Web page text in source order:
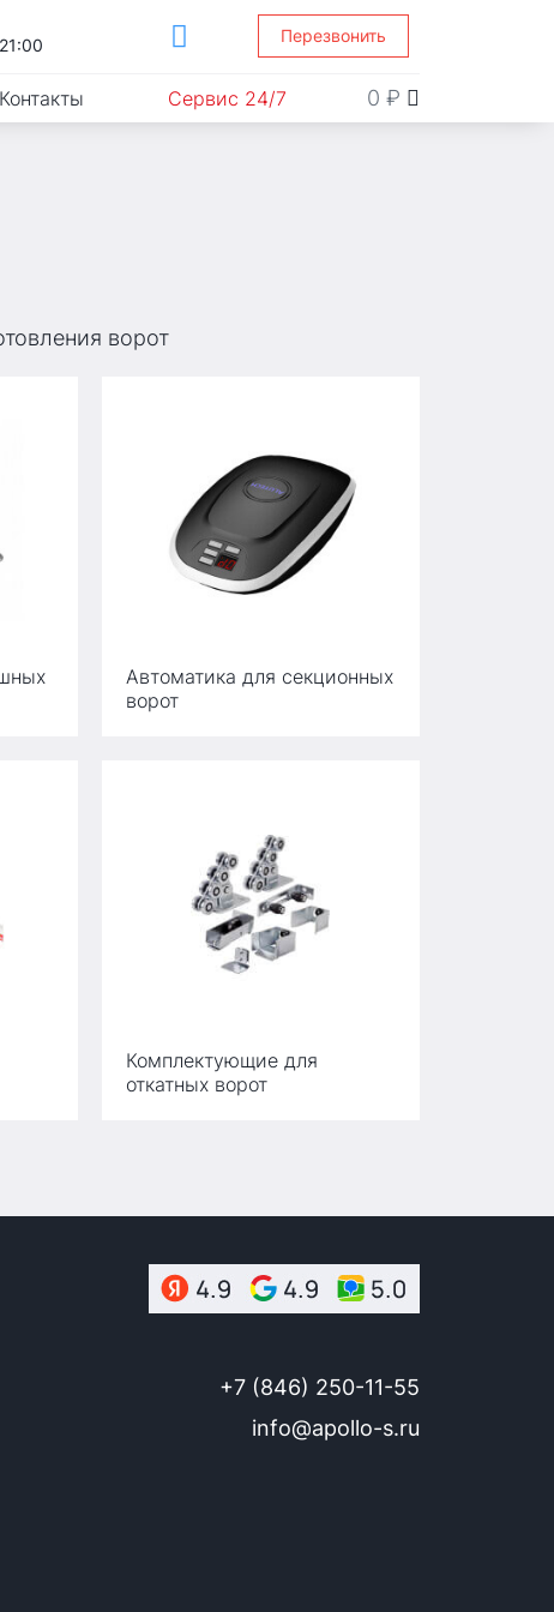
Перезвонить
Контакты Сервис 24/7 0 ₽
ворот
Автоматика для секционных
ворот
Комплектующие для
откатных ворот
+7 (846) 250-11-55
info@apollo-s.ru